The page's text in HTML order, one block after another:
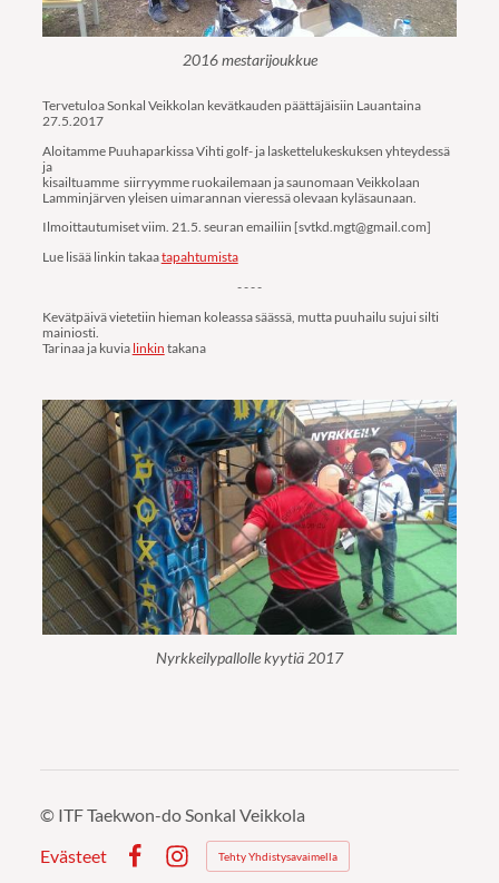
2016 mestarijoukkue
Tervetuloa Sonkal Veikkolan kevätkauden päättäjäisiin Lauantaina
27.5.2017
Aloitamme Puuhaparkissa Vihti golf- ja laskettelukeskuksen yhteydessä
ja
kisailtuamme siirryymme ruokailemaan ja saunomaan Veikkolaan
Lamminjärven yleisen uimarannan vieressä olevaan kyläsaunaan.
Ilmoittautumiset viim. 21.5. seuran emailiin [svtkd.mgt@gmail.com]
Lue lisää linkin takaatapahtumista
- - - -
Kevätpäivä vietetiin hieman koleassa säässä, mutta puuhailu sujui silti
mainiosti.
Tarinaa ja kuvia linkin takana
Nyrkkeilypallolle kyytiä 2017
© ITF Taekwon-do Sonkal Veikkola
Evästeet
Instagram
Tehty Yhdistysavaimella